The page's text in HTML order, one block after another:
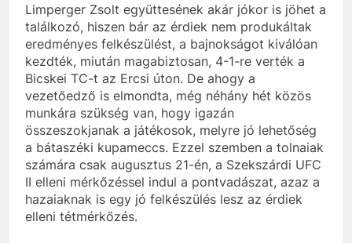
Limperger Zsolt együttesének akár jókor is jöhet a
találkozó, hiszen bár az érdiek nem produkáltak
eredményes felkészülést, a bajnokságot kiválóan
kezdték, miután magabiztosan, 4-1-re verték a
Bicskei TC-t az Ercsi úton. De ahogy a
vezetőedző is elmondta, még néhány hét közös
munkára szükség van, hogy igazán
összeszokjanak a játékosok, melyre jó lehetőség
a bátaszéki kupameccs. Ezzel szemben a tolnaiak
számára csak augusztus 21-én, a Szekszárdi UFC
II elleni mérkőzéssel indul a pontvadászat, azaz a
hazaiaknak is egy jó felkészülés lesz az érdiek
elleni tétmérkőzés.